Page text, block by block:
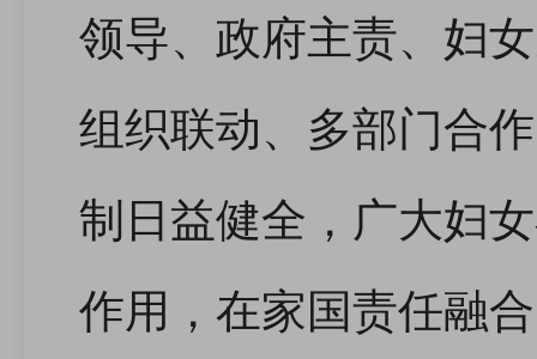
领导、政府主责、妇
组织联动、多部门合
制日益健全，广大妇
作用，在家国责任融